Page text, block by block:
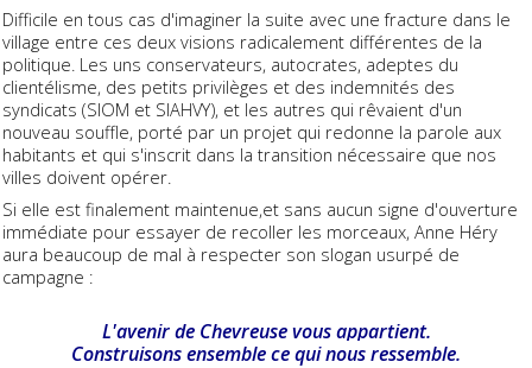
Difficile en tous cas d'imaginer la suite avec une fracture dans le
village entre ces deux visions radicalement différentes de la
politique. Les uns conservateurs, autocrates, adeptes du
clientélisme, des petits privilèges et des indemnités des
syndicats (SIOM et SIAHVY), et les autres qui rêvaient d'un
nouveau souffle, porté par un projet qui redonne la parole aux
habitants et qui s'inscrit dans la transition nécessaire que nos
villes doivent opérer.
Si elle est finalement maintenue,et sans aucun signe d'ouverture
immédiate pour essayer de recoller les morceaux, Anne Héry
aura beaucoup de mal à respecter son slogan usurpé de
campagne :
L'avenir de Chevreuse vous appartient.
Construisons ensemble ce qui nous ressemble.